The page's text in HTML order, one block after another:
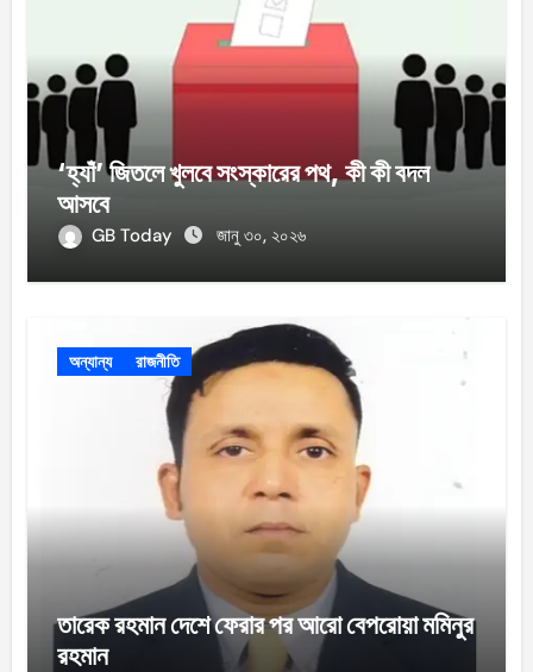
‘হ্যাঁ’ জিতলে খুলবে সংস্কারের পথ, কী কী বদল
আসবে
GB Today জানু ৩০, ২০২৬
অন্যান্য রাজনীতি
তারেক রহমান দেশে ফেরার পর আরো বেপরোয়া মমিনুর
রহমান